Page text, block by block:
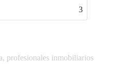
3
profesionales inmobiliarios